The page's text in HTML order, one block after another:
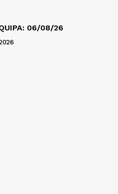
06/08/26